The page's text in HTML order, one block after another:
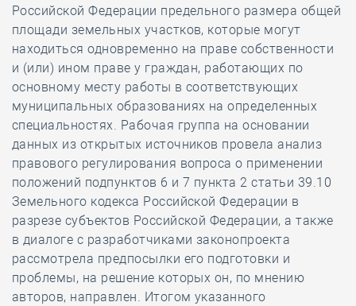
Российской Федерации предельного размера общей
площади земельных участков, которые могут
находиться одновременно на праве собственности
и (или) ином праве у граждан, работающих по
основному месту работы в соответствующих
муниципальных образованиях на определенных
специальностях. Рабочая группа на основании
данных из открытых источников провела анализ
правового регулирования вопроса о применении
положений подпунктов 6 и 7 пункта 2 статьи 39.10
Земельного кодекса Российской Федерации в
разрезе субъектов Российской Федерации, а также
в диалоге с разработчиками законопроекта
рассмотрела предпосылки его подготовки и
проблемы, на решение которых он, по мнению
авторов, направлен. Итогом указанного